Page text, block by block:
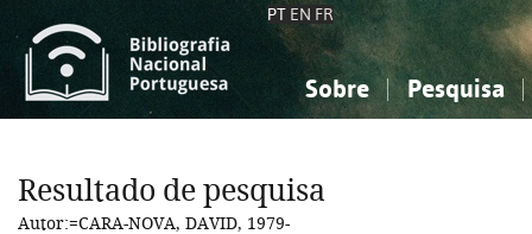
PT EN FR
Sobre Pesquisa
Ciências sociais...
Ciências sociais...
Resultado de pesquisa
Autor:=CARA-NOVA, DAVID, 1979-